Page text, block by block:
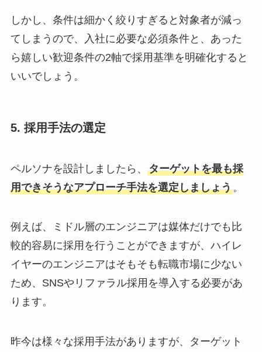
しかし、条件は細かく絞りすぎると対象者が減っ
てしまうので、入社に必要な必須条件と、あった
ら嬉しい歓迎条件の2軸で採用基準を明確化すると
いいでしょう。
5. 採用手法の選定
ペルソナを設計しましたら、 ターゲットを最も採
用できそうなアプローチ手法を選定しましょう。
例えば、ミドル層のエンジニアは媒体だけでも比
較的容易に採用を行うことができますが、ハイレ
イヤーのエンジニアはそもそも転職市場に少ない
ため、SNSやリファラル採用を導入する必要があ
ります。
昨今は様々な採用手法がありますが、ターゲット